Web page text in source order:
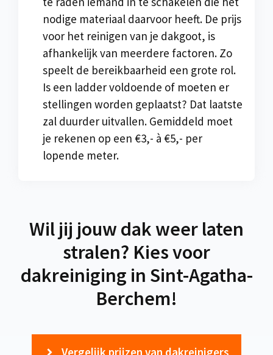
nodige materiaal daarvoor heeft. De prijs
voor het reinigen van je dakgoot, is
afhankelijk van meerdere factoren. Zo
speelt de bereikbaarheid een grote rol.
Is een ladder voldoende of moeten er
stellingen worden geplaatst? Dat laatste
zal duurder uitvallen. Gemiddeld moet
je rekenen op een €3,- à €5,- per
lopende meter.
Wil jij jouw dak weer laten
stralen? Kies voor
dakreiniging in Sint-Agatha-
Berchem!